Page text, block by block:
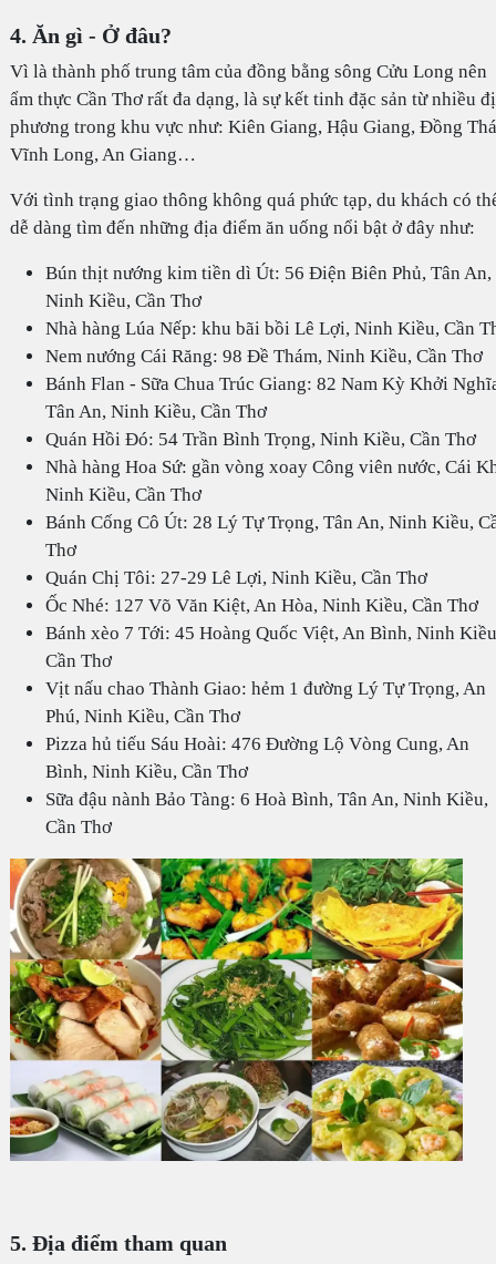
4. Ăn gì - Ở đâu?
Vì là thành phố trung tâm của đồng bằng sông Cửu Long nên
ẩm thực Cần Thơ rất đa dạng, là sự kết tinh đặc sản từ nhiều
phương trong khu vực như: Kiên Giang, Hậu Giang, Đồng
Vĩnh Long, An Giang…
Với tình trạng giao thông không quá phức tạp, du khách có
dễ dàng tìm đến những địa điểm ăn uống nổi bật ở đây như:
Bún thịt nướng kim tiền dì Út: 56 Điện Biên Phủ, Tân An,
Ninh Kiều, Cần Thơ
Nhà hàng Lúa Nếp: khu bãi bồi Lê Lợi, Ninh Kiều, Cần
Nem nướng Cái Răng: 98 Đề Thám, Ninh Kiều, Cần Thơ
Bánh Flan - Sữa Chua Trúc Giang: 82 Nam Kỳ Khởi
Tân An, Ninh Kiều, Cần Thơ
Quán Hồi Đó: 54 Trần Bình Trọng, Ninh Kiều, Cần Thơ
Nhà hàng Hoa Sứ: gần vòng xoay Công viên nước, Cái
Ninh Kiều, Cần Thơ
Bánh Cống Cô Út: 28 Lý Tự Trọng, Tân An, Ninh Kiều,
Thơ
Quán Chị Tôi: 27-29 Lê Lợi, Ninh Kiều, Cần Thơ
Ốc Nhé: 127 Võ Văn Kiệt, An Hòa, Ninh Kiều, Cần Thơ
Bánh xèo 7 Tới: 45 Hoàng Quốc Việt, An Bình, Ninh
Cần Thơ
Vịt nấu chao Thành Giao: hẻm 1 đường Lý Tự Trọng, An
Phú, Ninh Kiều, Cần Thơ
Pizza hủ tiếu Sáu Hoài: 476 Đường Lộ Vòng Cung, An
Bình, Ninh Kiều, Cần Thơ
Sữa đậu nành Bảo Tàng: 6 Hoà Bình, Tân An, Ninh Kiều,
Cần Thơ
5. Địa điểm tham quan